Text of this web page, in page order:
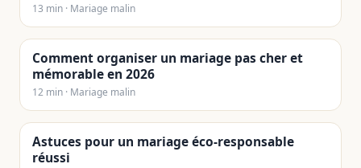
13 min · Mariage malin
Comment organiser un mariage pas cher et
mémorable en 2026
12 min · Mariage malin
Astuces pour un mariage éco-responsable
réussi